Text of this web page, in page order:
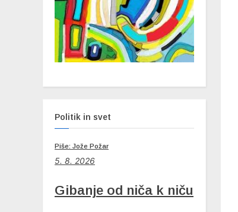
Politik in svet
Piše: Jože Požar
5. 8. 2026
Gibanje od niča k niču